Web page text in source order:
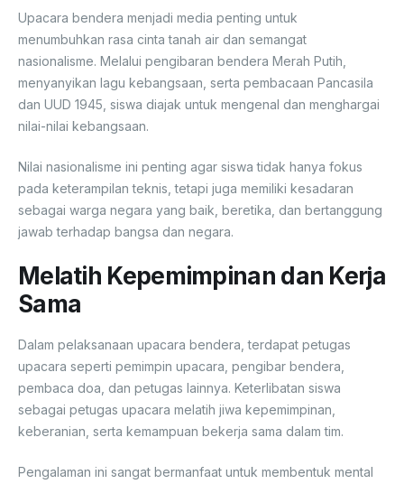
Upacara bendera menjadi media penting untuk
menumbuhkan rasa cinta tanah air dan semangat
nasionalisme. Melalui pengibaran bendera Merah Putih,
menyanyikan lagu kebangsaan, serta pembacaan Pancasila
dan UUD 1945, siswa diajak untuk mengenal dan menghargai
nilai-nilai kebangsaan.
Nilai nasionalisme ini penting agar siswa tidak hanya fokus
pada keterampilan teknis, tetapi juga memiliki kesadaran
sebagai warga negara yang baik, beretika, dan bertanggung
jawab terhadap bangsa dan negara.
Melatih Kepemimpinan dan Kerja
Sama
Dalam pelaksanaan upacara bendera, terdapat petugas
upacara seperti pemimpin upacara, pengibar bendera,
pembaca doa, dan petugas lainnya. Keterlibatan siswa
sebagai petugas upacara melatih jiwa kepemimpinan,
keberanian, serta kemampuan bekerja sama dalam tim.
Pengalaman ini sangat bermanfaat untuk membentuk mental